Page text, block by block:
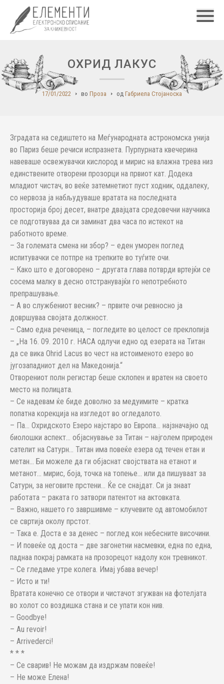
ОХРИД ЛАКУС
17/01/2022 во Проза од Габриела Стојаноска
Зградата на седиштето на Меѓународната астрономска унија
во Париз беше речиси испразнета. Пурпурната квечерина
навеваше освежувачки кислород и мирис на влажна трева низ
единствените отворени прозорци на првиот кат. Додека
младиот чистач, во веќе затемнетиот пуст ходник, оддалеку,
со нервоза ја набљудуваше вратата на последната
просторија број десет, внатре двајцата средовечни научника
се подготвуваа да си заминат два часа по истекот на
работното време.
– За големата смена ни збор? – еден уморен поглед
испитувачки се потпре на трепките во туѓите очи.
– Како што е договорено – другата глава потврди вртејќи се
сосема малку в десно отстранувајќи го непотребното
препрашување.
– А во службениот весник? – првите очи ревносно ја
довршуваа својата должност.
– Само една реченица, – погледите во целост се преклопија
– „На 16. 09. 2010 г. НАСА одлучи едно од езерата на Титан
да се вика Ohrid Lacus во чест на истоименото езеро во
југозападниот дел на Македонија.“
Отворениот полн регистар беше склопен и вратен на своето
место на полицата.
– Се надевам ќе биде доволно за медуимите – кратка
попатна корекција на изгледот во огледалото.
– Па… Охридското Езеро најстаро во Европа… најзначајно од
биолошки аспект… објаснување за Титан – најголем природен
сателит на Сатурн… Титан има повеќе езера од течен етан и
метан… Би можеле да ги објаснат својствата на етанот и
метанот… мирис, боја, точка на топење… или да пишуваат за
Сатурн, за неговите прстени… Ќе се снајдат. Си ја знаат
работата – раката го затвори патентот на актовката.
– Важно, нашето го завршивме – клучевите од автомобилот
се свртија околу прстот.
– Така е. Доста е за денес – поглед кон небесните височини.
– И повеќе од доста – две загонетни насмевки, една по една,
паднаа покрај рамката на прозорецот надолу кон тревникот.
– Се гледаме утре колега. Имај убава вечер!
– Исто и ти!
Вратата конечно се отвори и чистачот згужван на фотелјата
во холот со воздишка стана и се упати кон нив.
– Goodbye!
– Au revoir!
– Arrivederci!
* * *
– Се сварив! Не можам да издржам повеќе!
– Не може Елена!